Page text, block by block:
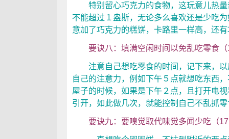
特别留心巧克力的食物，这玩意儿热量
不能超过１盎斯，无论多么喜欢还是少吃
意加了巧克力的糕饼，卡路里一样高，还
要诀八：填满空闲时间以免乱吃零食（
注意自己想吃零食的时间，记下来，以
自己的注意力，例如下午５点就想吃东西
屋子的时候，如果是下午２点，且打开电
引开，如此做几次，就能控制自己不乱抓
要诀九：要嗅觉取代味觉多闻少吃（